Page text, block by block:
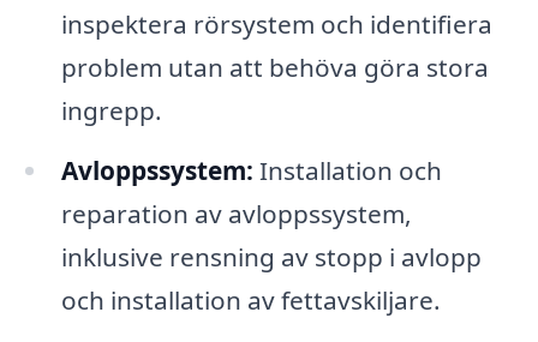
inspektera rörsystem och identifiera
problem utan att behöva göra stora
ingrepp.
Avloppssystem: Installation och
reparation av avloppssystem,
inklusive rensning av stopp i avlopp
och installation av fettavskiljare.